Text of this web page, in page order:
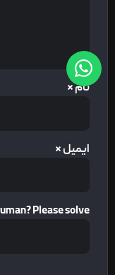
نام*
ایمیل*
human? Please solve: